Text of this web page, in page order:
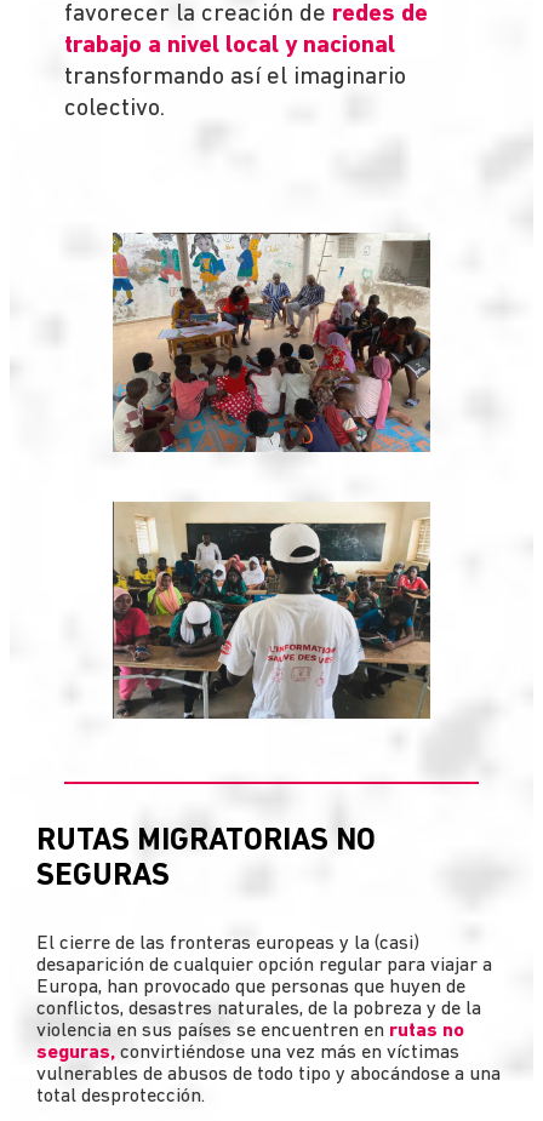
favorecer la creación de redes de
trabajo a nivel local y nacional
transformando así el imaginario
colectivo.
RUTAS MIGRATORIAS NO
SEGURAS
El cierre de las fronteras europeas y la (casi)
desaparición de cualquier opción regular para viajar a
Europa, han provocado que personas que huyen de
conflictos, desastres naturales, de la pobreza y de la
violencia en sus países se encuentren en rutas no
seguras, convirtiéndose una vez más en víctimas
vulnerables de abusos de todo tipo y abocándose a una
total desprotección.